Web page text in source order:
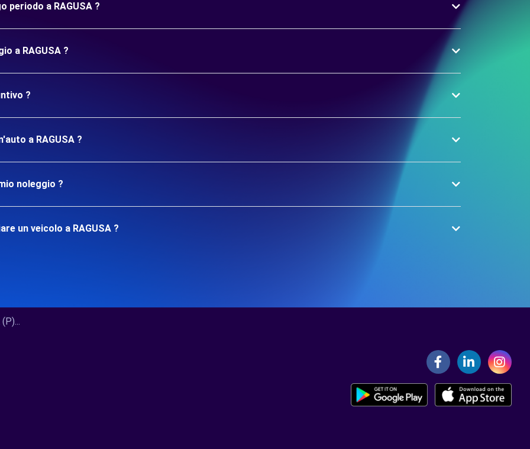
periodo a RAGUSA ?
a RAGUSA ?
?
a RAGUSA ?
noleggio ?
un veicolo a RAGUSA ?